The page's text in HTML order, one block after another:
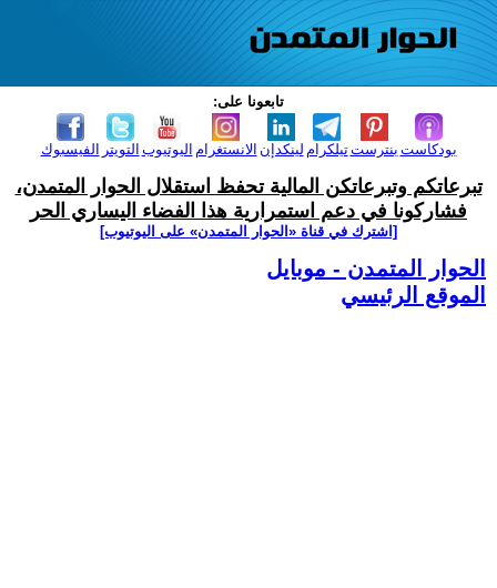
تابعونا على:
الفيسبوك التويتر اليوتيوب الانستغرام لينكدإن تيلكرامبنترست بودكاست
تبرعاتكم وتبرعاتكن المالية تحفظ استقلال الحوار المتمدن،
فشاركونا في دعم استمرارية هذا الفضاء اليساري الحر
[اشترك في قناة ‫«الحوار المتمدن» على اليوتيوب]
الحوار المتمدن - موبايل
الموقع الرئيسي